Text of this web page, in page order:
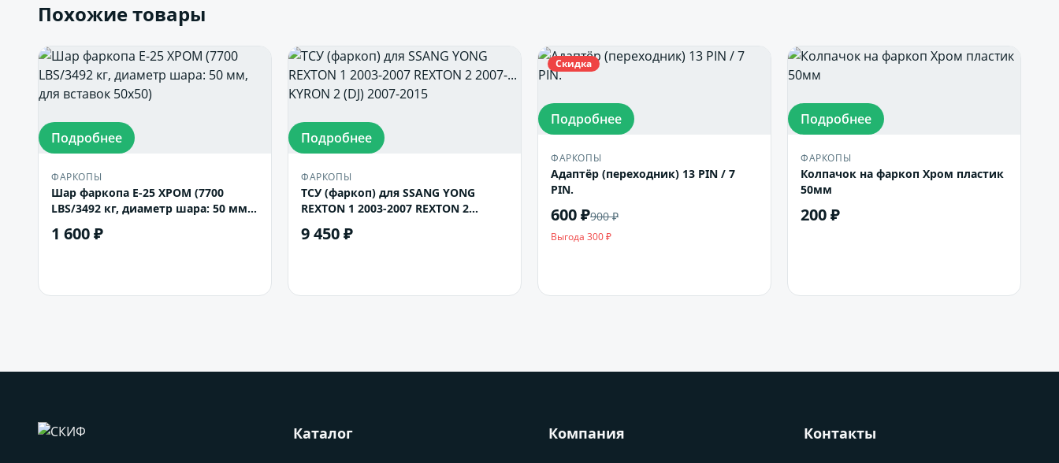
Похожие товары
Подробнее
ФАРКОПЫ
Шар фаркопа Е-25 ХРОМ (7700
LBS/3492 кг, диаметр шара: 50 мм,
1 600 ₽
Подробнее
ФАРКОПЫ
ТСУ (фаркоп) для SSANG YONG
REXTON 1 2003-2007 REXTON 2
9 450 ₽
Скидка
Подробнее
ФАРКОПЫ
Адаптёр (переходник) 13 PIN / 7
PIN.
600 ₽900 ₽
Выгода 300 ₽
Подробнее
ФАРКОПЫ
Колпачок на фаркоп Хром пластик
50мм
200 ₽
Каталог Компания Контакты